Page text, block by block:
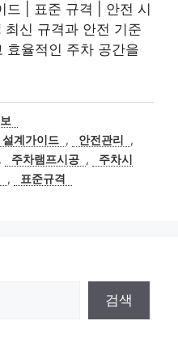
드 | 표준 규격 | 안전 시
신 규격과 안전 기준
효율적인 주차 공간을
설계가이드 , 안전관리
,
, 주차램프시공 ,
주차시
, 표준규격
검색